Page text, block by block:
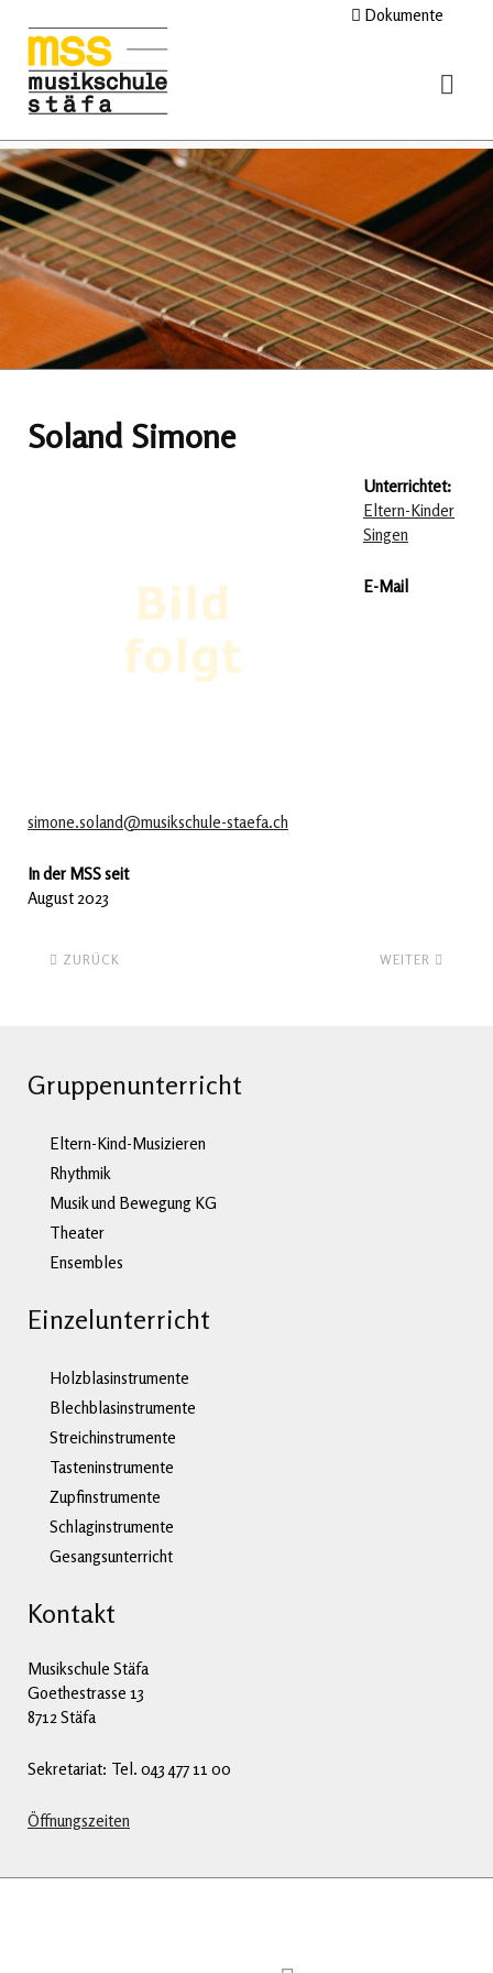
Dokumente
Soland Simone
Unterrichtet:
Eltern-Kinder
Singen
E-Mail
simone.soland@musikschule-staefa.ch
In der MSS seit
August 2023
ZURÜCK WEITER
Gruppenunterricht
Eltern-Kind-Musizieren
Rhythmik
Musik und Bewegung KG
Theater
Ensembles
Einzelunterricht
Holzblasinstrumente
Blechblasinstrumente
Streichinstrumente
Tasteninstrumente
Zupfinstrumente
Schlaginstrumente
Gesangsunterricht
Kontakt
Musikschule Stäfa
Goethestrasse 13
8712 Stäfa
Sekretariat: Tel. 043 477 11 00
Öffnungszeiten